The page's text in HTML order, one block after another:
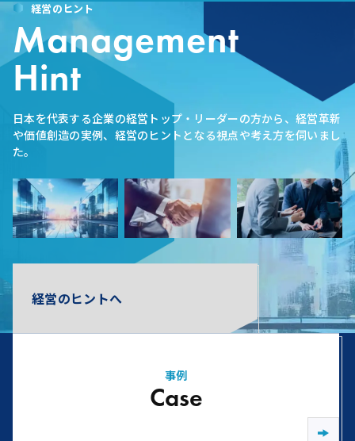
経営のヒント
Management
Hint
日本を代表する企業の経営トップ・リーダーの方から、経営革新
や価値創造の実例、経営のヒントとなる視点や考え方を伺いまし
た。
経営のヒントへ
事例
Case